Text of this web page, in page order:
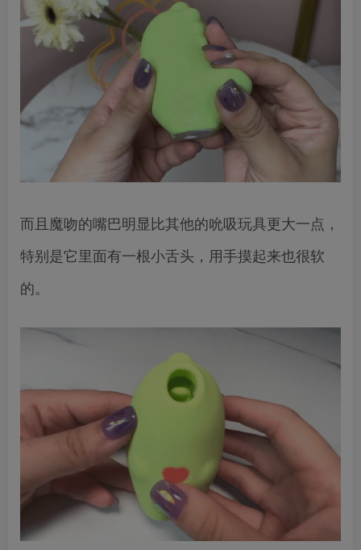
而且魔吻的嘴巴明显比其他的吮吸玩具更大一点，
特别是它里面有一根小舌头，用手摸起来也很软
的。